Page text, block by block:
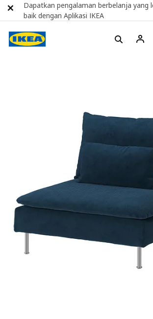
Dapatkan pengalaman berbelanja yang
baik dengan Aplikasi IKEA